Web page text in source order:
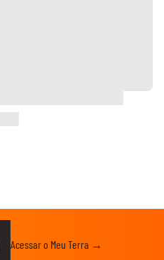
Acessar o Meu Terra →